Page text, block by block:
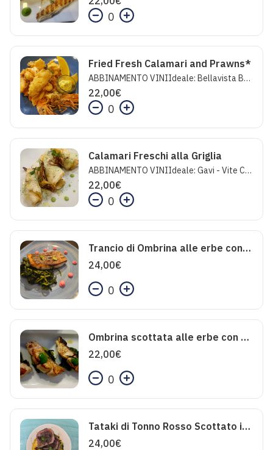
0
Fried Fresh Calamari and Prawns*
ABBINAMENTO VINIIdeale: Bellavista Brut- La ScalaInaspettato: Passerina - Casal FarnetoFolle: Champagne Le Prestige - Erard Salmon.*a seconda della disponibilità alcuni prodotti potrebbero essere surgelati all'origine.
22,00€
0
Calamari Freschi alla Griglia
ABBINAMENTO VINIIdeale: Gavi - Vite ColteInaspettato: Vermentino Akenta Folle: La Montina Franciacorta
22,00€
0
Trancio di Ombrina alle erbe con cime di rapa
24,00€
0
Ombrina scottata alle erbe con Scarole saltate e olive
22,00€
0
Tataki di Tonno Rosso Scottato in crosta di Sesamo Nero su vellutata di ceci profumata al cipollotto, polvere di olive nere e olio Piccante
24,00€